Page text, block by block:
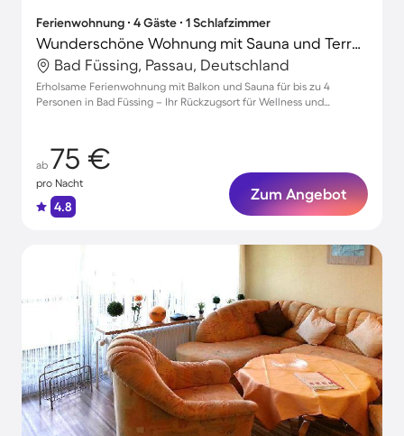
Ferienwohnung ∙ 4 Gäste ∙ 1 Schlafzimmer
Wunderschöne Wohnung mit Sauna und Terrasse
Bad Füssing, Passau, Deutschland
Erholsame Ferienwohnung mit Balkon und Sauna für bis zu 4
Personen in Bad Füssing – Ihr Rückzugsort für Wellness und
ab 75 €
pro Nacht
4.8
Zum Angebot